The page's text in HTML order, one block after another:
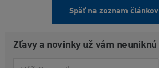
Späť na zoznam článkov
Zľavy a novinky už vám neuniknú